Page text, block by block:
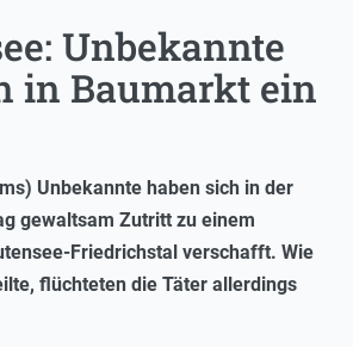
Unbekannte
in Baumarkt ein
Unbekannte haben sich in der
gewaltsam Zutritt zu einem
Friedrichstal verschafft. Wie
flüchteten die Täter allerdings